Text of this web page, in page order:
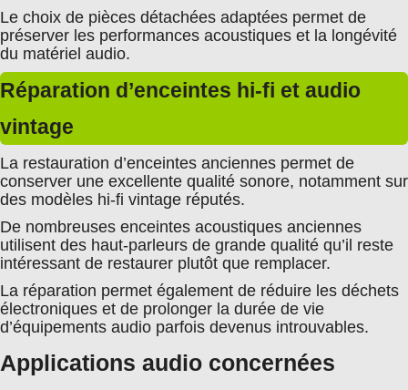
Le choix de pièces détachées adaptées permet de
préserver les performances acoustiques et la longévité
du matériel audio.
Réparation d’enceintes hi-fi et audio
vintage
La restauration d’enceintes anciennes permet de
conserver une excellente qualité sonore, notamment sur
des modèles hi-fi vintage réputés.
De nombreuses enceintes acoustiques anciennes
utilisent des haut-parleurs de grande qualité qu’il reste
intéressant de restaurer plutôt que remplacer.
La réparation permet également de réduire les déchets
électroniques et de prolonger la durée de vie
d’équipements audio parfois devenus introuvables.
Applications audio concernées